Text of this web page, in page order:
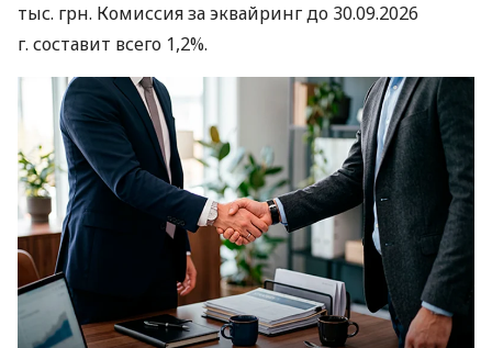
тыс. грн. Комиссия за эквайринг до 30.09.2026
г. составит всего 1,2%.